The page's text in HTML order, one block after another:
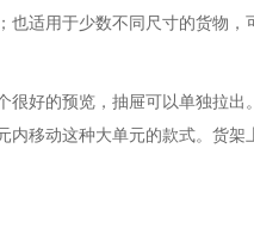
适用于少数不同尺寸的货物
很好的预览，抽屉可以单独拉
移动这种大单元的款式。货架